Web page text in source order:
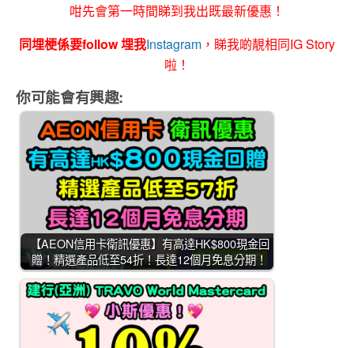
咁先會第一時間睇到我出既最新優惠！
同埋梗係要follow 埋我Instagram ，睇我啲靚相同IG Story
啦！
你可能會有興趣:
【AEON信用卡衛訊優惠】有高達HK$800現金回
贈！精選產品低至54折！長達12個月免息分期！